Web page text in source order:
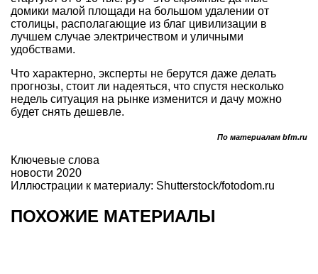
домики малой площади на большом удалении от
столицы, располагающие из благ цивилизации в
лучшем случае электричеством и уличными
удобствами.
Что характерно, эксперты не берутся даже делать
прогнозы, стоит ли надеяться, что спустя несколько
недель ситуация на рынке изменится и дачу можно
будет снять дешевле.
По материалам bfm.ru
Ключевые слова
новости 2020
Иллюстрации к материалу: Shutterstock/fotodom.ru
ПОХОЖИЕ МАТЕРИАЛЫ